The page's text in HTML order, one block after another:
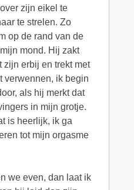
zijn eikel te
te strelen. Zo
op de rand van de
mond. Hij zakt
zijn erbij en trekt met
verwennen, ik begin
als hij merkt dat
in mijn grotje.
is heerlijk, ik ga
tot mijn orgasme
we even, dan laat ik